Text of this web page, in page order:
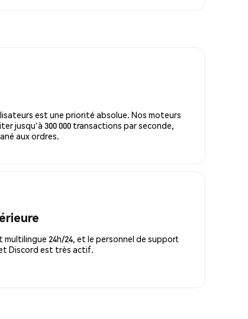
est une priorité absolue. Nos moteurs
jusqu'à 300 000 transactions par seconde,
aux ordres.
24h/24, et le personnel de support
Discord est très actif.